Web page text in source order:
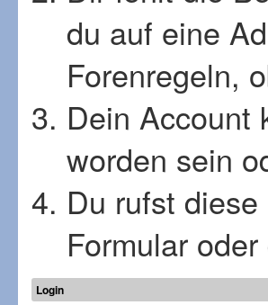
du auf eine
Forenregeln,
Dein Account
worden sein
Du rufst
Formular
Login